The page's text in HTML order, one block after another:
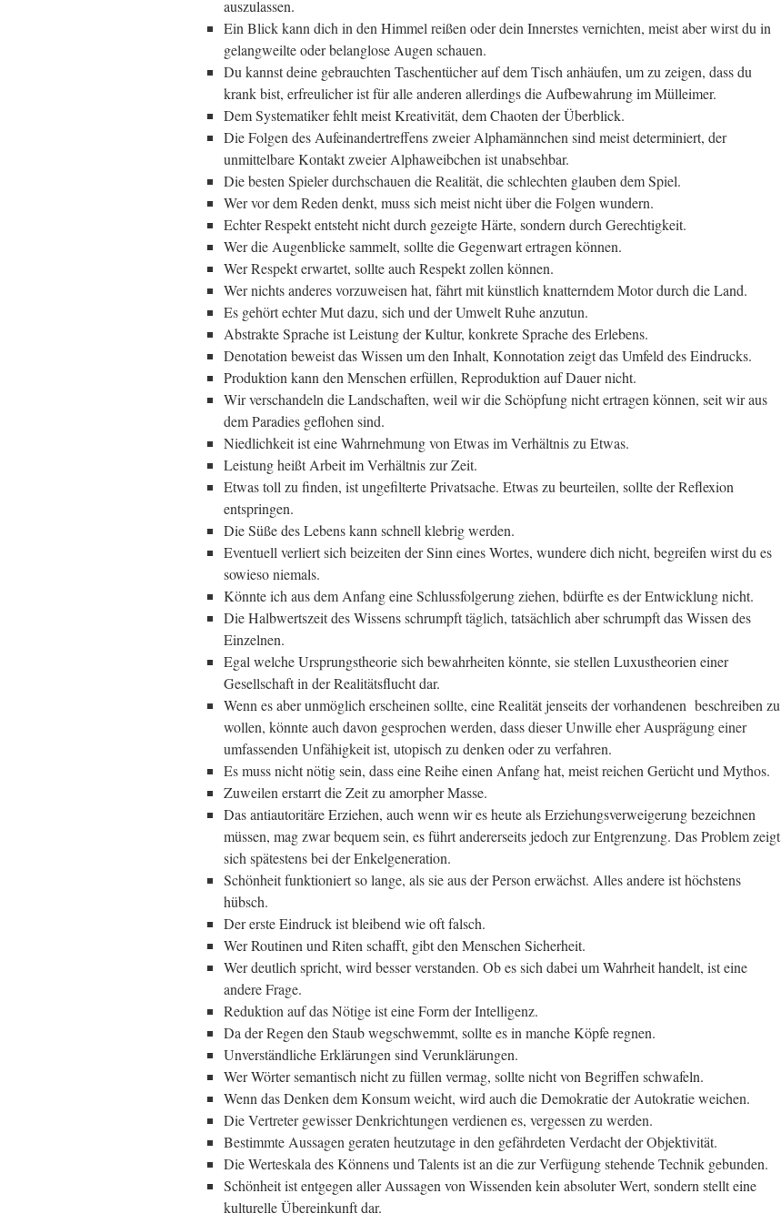
auszulassen.
Ein Blick kann dich in den Himmel reißen oder dein Innerstes vernichten, meist aber wirst du in
gelangweilte oder belanglose Augen schauen.
Du kannst deine gebrauchten Taschentücher auf dem Tisch anhäufen, um zu zeigen, dass du
krank bist, erfreulicher ist für alle anderen allerdings die Aufbewahrung im Mülleimer.
Dem Systematiker fehlt meist Kreativität, dem Chaoten der Überblick.
Die Folgen des Aufeinandertreffens zweier Alphamännchen sind meist determiniert, der
unmittelbare Kontakt zweier Alphaweibchen ist unabsehbar.
Die besten Spieler durchschauen die Realität, die schlechten glauben dem Spiel.
Wer vor dem Reden denkt, muss sich meist nicht über die Folgen wundern.
Echter Respekt entsteht nicht durch gezeigte Härte, sondern durch Gerechtigkeit.
Wer die Augenblicke sammelt, sollte die Gegenwart ertragen können.
Wer Respekt erwartet, sollte auch Respekt zollen können.
Wer nichts anderes vorzuweisen hat, fährt mit künstlich knatterndem Motor durch die Land.
Es gehört echter Mut dazu, sich und der Umwelt Ruhe anzutun.
Abstrakte Sprache ist Leistung der Kultur, konkrete Sprache des Erlebens.
Denotation beweist das Wissen um den Inhalt, Konnotation zeigt das Umfeld des Eindrucks.
Produktion kann den Menschen erfüllen, Reproduktion auf Dauer nicht.
Wir verschandeln die Landschaften, weil wir die Schöpfung nicht ertragen können, seit wir aus
dem Paradies geflohen sind.
Niedlichkeit ist eine Wahrnehmung von Etwas im Verhältnis zu Etwas.
Leistung heißt Arbeit im Verhältnis zur Zeit.
Etwas toll zu finden, ist ungefilterte Privatsache. Etwas zu beurteilen, sollte der Reflexion
entspringen.
Die Süße des Lebens kann schnell klebrig werden.
Eventuell verliert sich beizeiten der Sinn eines Wortes, wundere dich nicht, begreifen wirst du es
sowieso niemals.
Könnte ich aus dem Anfang eine Schlussfolgerung ziehen, bdürfte es der Entwicklung nicht.
Die Halbwertszeit des Wissens schrumpft täglich, tatsächlich aber schrumpft das Wissen des
Einzelnen.
Egal welche Ursprungstheorie sich bewahrheiten könnte, sie stellen Luxustheorien einer
Gesellschaft in der Realitätsflucht dar.
Wenn es aber unmöglich erscheinen sollte, eine Realität jenseits der vorhandenen beschreiben zu
wollen, könnte auch davon gesprochen werden, dass dieser Unwille eher Ausprägung einer
umfassenden Unfähigkeit ist, utopisch zu denken oder zu verfahren.
Es muss nicht nötig sein, dass eine Reihe einen Anfang hat, meist reichen Gerücht und Mythos.
Zuweilen erstarrt die Zeit zu amorpher Masse.
Das antiautoritäre Erziehen, auch wenn wir es heute als Erziehungsverweigerung bezeichnen
müssen, mag zwar bequem sein, es führt andererseits jedoch zur Entgrenzung. Das Problem zeigt
sich spätestens bei der Enkelgeneration.
Schönheit funktioniert so lange, als sie aus der Person erwächst. Alles andere ist höchstens
hübsch.
Der erste Eindruck ist bleibend wie oft falsch.
Wer Routinen und Riten schafft, gibt den Menschen Sicherheit.
Wer deutlich spricht, wird besser verstanden. Ob es sich dabei um Wahrheit handelt, ist eine
andere Frage.
Reduktion auf das Nötige ist eine Form der Intelligenz.
Da der Regen den Staub wegschwemmt, sollte es in manche Köpfe regnen.
Unverständliche Erklärungen sind Verunklärungen.
Wer Wörter semantisch nicht zu füllen vermag, sollte nicht von Begriffen schwafeln.
Wenn das Denken dem Konsum weicht, wird auch die Demokratie der Autokratie weichen.
Die Vertreter gewisser Denkrichtungen verdienen es, vergessen zu werden.
Bestimmte Aussagen geraten heutzutage in den gefährdeten Verdacht der Objektivität.
Die Werteskala des Könnens und Talents ist an die zur Verfügung stehende Technik gebunden.
Schönheit ist entgegen aller Aussagen von Wissenden kein absoluter Wert, sondern stellt eine
kulturelle Übereinkunft dar.